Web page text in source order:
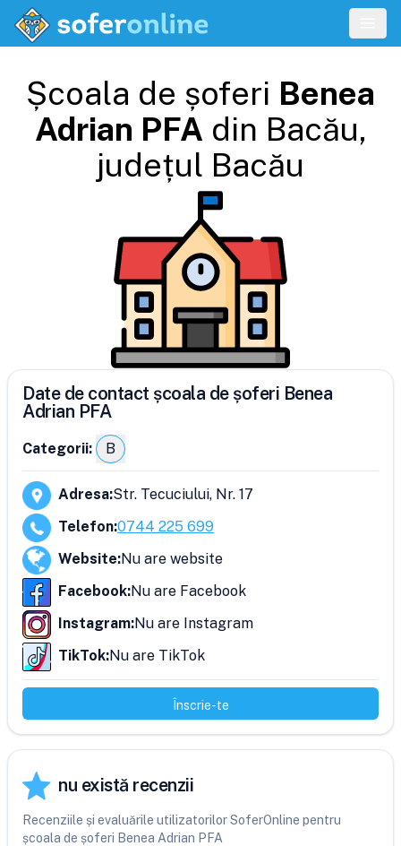
Școala de șoferi Benea
Adrian PFA din Bacău,
județul Bacău
Date de contact școala de șoferi Benea
Adrian PFA
Categorii: B
Adresa:Str. Tecuciului, Nr. 17
Telefon:0744 225 699
Website:Nu are website
Facebook:Nu are Facebook
Instagram:Nu are Instagram
TikTok:Nu are TikTok
Înscrie-te
nu există recenzii
Recenziile și evaluările utilizatorilor SoferOnline pentru
școala de șoferi Benea Adrian PFA